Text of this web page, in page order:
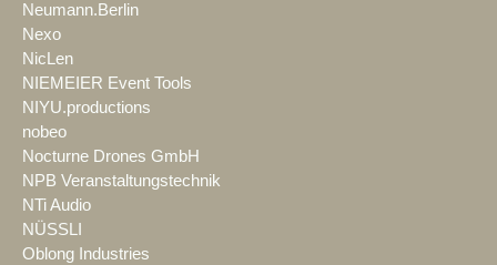
Neumann.Berlin
Nexo
NicLen
NIEMEIER Event Tools
NIYU.productions
nobeo
Nocturne Drones GmbH
NPB Veranstaltungstechnik
NTi Audio
NÜSSLI
Oblong Industries